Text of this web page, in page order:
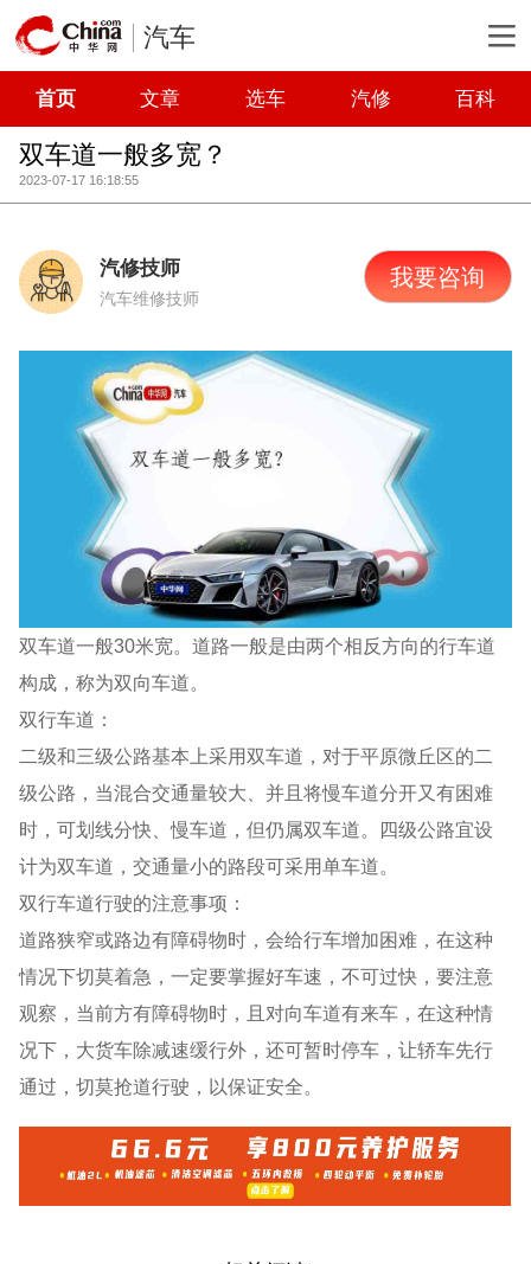
汽车
首页 文章 选车 汽修 百科
双车道一般多宽？
2023-07-17 16:18:55
汽修技师
汽车维修技师
我要咨询
双车道一般30米宽。道路一般是由两个相反方向的行车道
构成，称为双向车道。
双行车道：
二级和三级公路基本上采用双车道，对于平原微丘区的二
级公路，当混合交通量较大、并且将慢车道分开又有困难
时，可划线分快、慢车道，但仍属双车道。四级公路宜设
计为双车道，交通量小的路段可采用单车道。
双行车道行驶的注意事项：
道路狭窄或路边有障碍物时，会给行车增加困难，在这种
情况下切莫着急，一定要掌握好车速，不可过快，要注意
观察，当前方有障碍物时，且对向车道有来车，在这种情
况下，大货车除减速缓行外，还可暂时停车，让轿车先行
通过，切莫抢道行驶，以保证安全。